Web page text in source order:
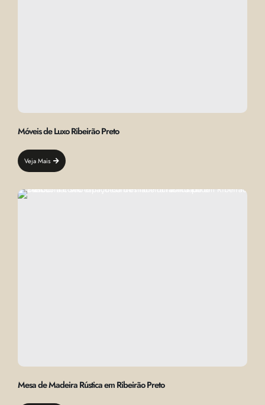
Móveis de Luxo Ribeirão Preto
Veja Mais
Mesa de Madeira Rústica em Ribeirão Preto